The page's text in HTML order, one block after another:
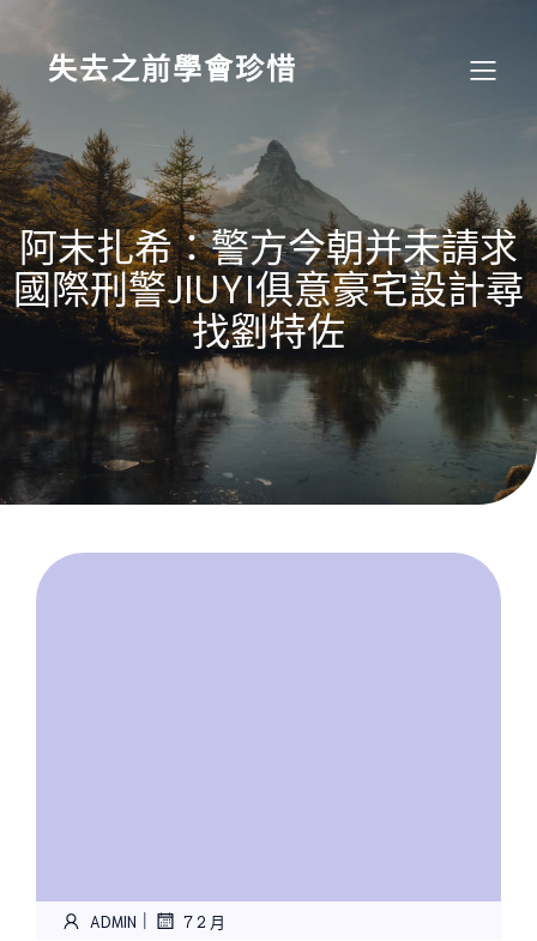
content
失去之前學會珍惜
阿末扎希：警方今朝并未請求
國際刑警JIUYI俱意豪宅設計尋
找劉特佐
ADMIN | 7 2 月